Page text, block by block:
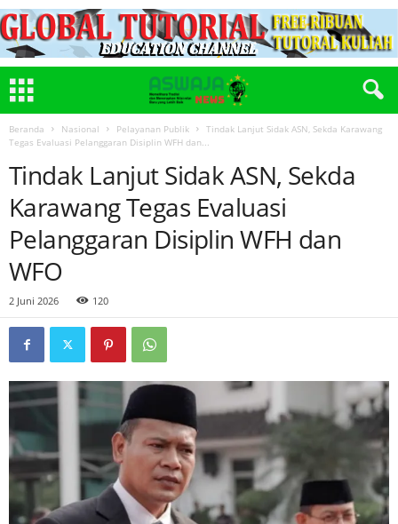
Beranda Nasional Pelayanan Publik
Tindak Lanjut Sidak ASN, Sekda Karawang
Tegas Evaluasi Pelanggaran Disiplin WFH dan...
Tindak Lanjut Sidak ASN, Sekda
Karawang Tegas Evaluasi
Pelanggaran Disiplin WFH dan
WFO
2 Juni 2026 120